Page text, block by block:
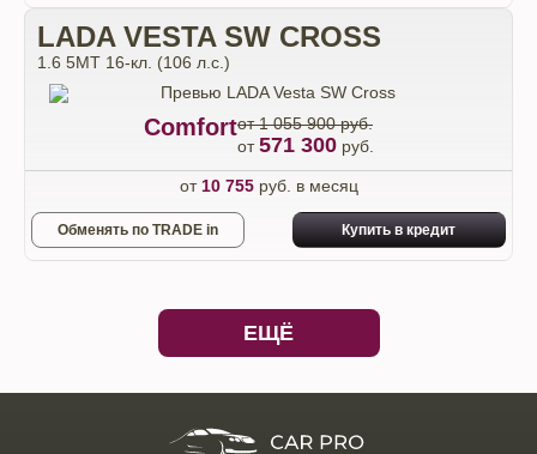
LADA VESTA SW CROSS
1.6 5MT 16-кл. (106 л.с.)
Comfortот 1 055 900 руб.
от571 300 руб.
от 10 755руб. в месяц
Обменять по TRADE in Купить в кредит
ЕЩЁ